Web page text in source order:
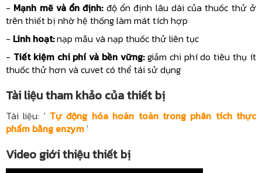
- Mạnh mẽ và ổn định:độ ổn định lâu dài của thuốc thử ở
trên thiết bị nhờ hệ thống làm mát tích hợp
- Linh hoạt:nạp mẫu và nạp thuốc thử liên tục
- Tiết kiệm chi phí và bền vững:giảm chi phí do tiêu thụ ít
thuốc thử hơn và cuvet có thể tái sử dụng
Tài liệu tham khảo của thiết bị
Tài liệu: ' Tự động hóa hoàn toàn trong phân tích thực
phẩm bằng enzym '
Video giới thiệu thiết bị